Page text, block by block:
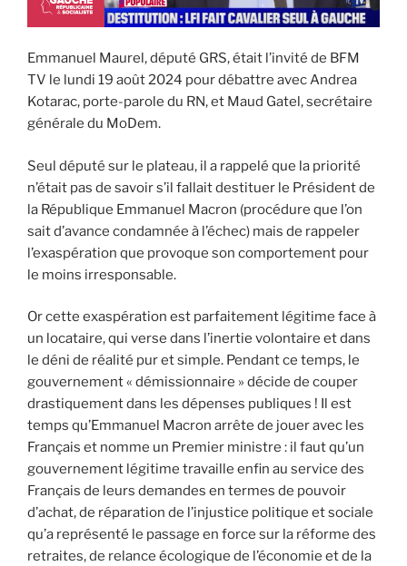
Emmanuel Maurel, député GRS, était l’invité de BFM
TV le lundi 19 août 2024 pour débattre avec Andrea
Kotarac, porte-parole du RN, et Maud Gatel, secrétaire
générale du MoDem.
Seul député sur le plateau, il a rappelé que la priorité
n’était pas de savoir s’il fallait destituer le Président de
la République Emmanuel Macron (procédure que l’on
sait d’avance condamnée à l’échec) mais de rappeler
l’exaspération que provoque son comportement pour
le moins irresponsable.
Or cette exaspération est parfaitement légitime face à
un locataire, qui verse dans l’inertie volontaire et dans
le déni de réalité pur et simple. Pendant ce temps, le
gouvernement « démissionnaire » décide de couper
drastiquement dans les dépenses publiques ! Il est
temps qu’Emmanuel Macron arrête de jouer avec les
Français et nomme un Premier ministre : il faut qu’un
gouvernement légitime travaille enfin au service des
Français de leurs demandes en termes de pouvoir
d’achat, de réparation de l’injustice politique et sociale
qu’a représenté le passage en force sur la réforme des
retraites, de relance écologique de l’économie et de la